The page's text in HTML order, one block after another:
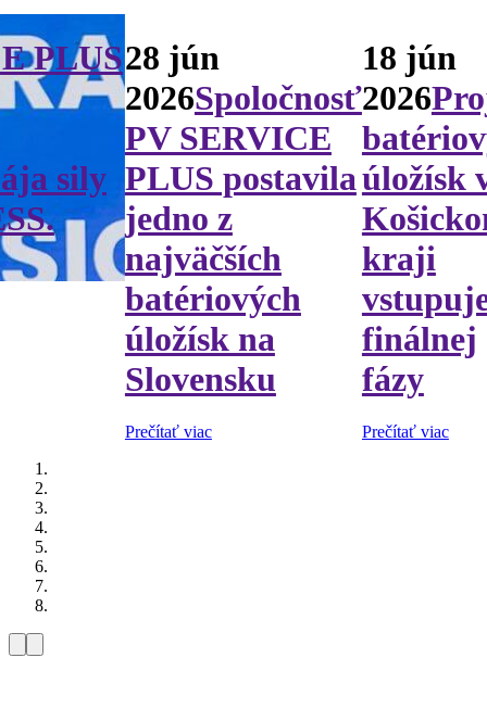
PLUS
sily
28 jún
2026Spoločnosť
PV SERVICE
PLUS postavila
jedno z
najväčších
batériových
úložísk na
Slovensku
Prečítať viac
18 jún
2026
úložísk
kraji
finálnej
fázy
Prečítať viac